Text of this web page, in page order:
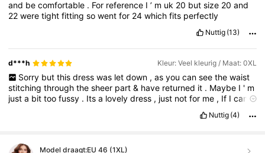
and becomfortable . For reference I’ m uk 20 butsize 20and
22weretightfittingsowentfor 24whichfits perfectly
Nuttig (13)
d***h Kleur: Veel kleurig / Maat: 0XL
Sorry but this dress was let down , as you can see the waist
stitchingthroughthesheer part& have returned it . Maybe I ' m
justa bittoofussy . Itsa lovelydress , just notfor me , If Ican
Nuttig (4)
Model draagt:EU 46 (1XL)